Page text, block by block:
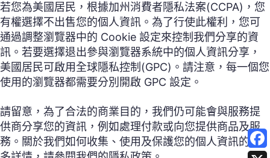
若您為美國居民，根據加州消費者隱私法案(CCPA)，您
有權選擇不出售您的個人資訊。為了行使此權利，您可
通過調整瀏覽器中的 Cookie 設定來控制我們分享的資
訊。若要選擇退出參與瀏覽器系統中的個人資訊分享，
美國居民可啟用全球隱私控制(GPC)。請注意，每一個您
使用的瀏覽器都需要分別開啟 GPC 設定。
請留意，為了合法的商業目的，我們仍可能會與服務提
供商分享您的資訊，例如處理付款或向您提供商品及服
務。關於我們如何收集、使用及保護您的個人資訊的更